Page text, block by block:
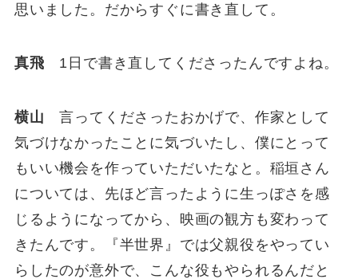
思いました。だからすぐに書き直して。
真飛 1日で書き直してくださったんですよね。
横山 言ってくださったおかげで、作家として
気づけなかったことに気づいたし、僕にとって
もいい機会を作っていただいたなと。稲垣さん
については、先ほど言ったように生っぽさを感
じるようになってから、映画の観方も変わって
きたんです。『半世界』では父親役をやってい
らしたのが意外で、こんな役もやられるんだと